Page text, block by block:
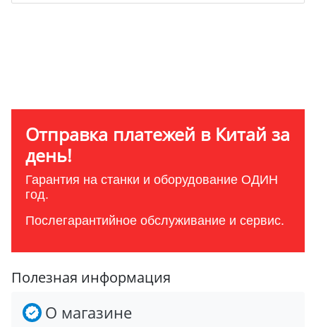
Отправка платежей в Китай за
день!
Гарантия на станки и оборудование ОДИН
год.
Послегарантийное обслуживание и сервис.
Полезная информация
О магазине